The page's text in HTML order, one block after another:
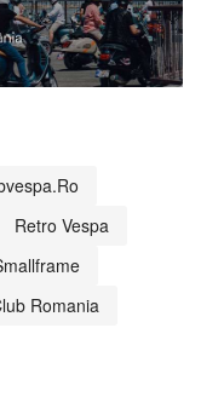
Retro Vespa
Romania